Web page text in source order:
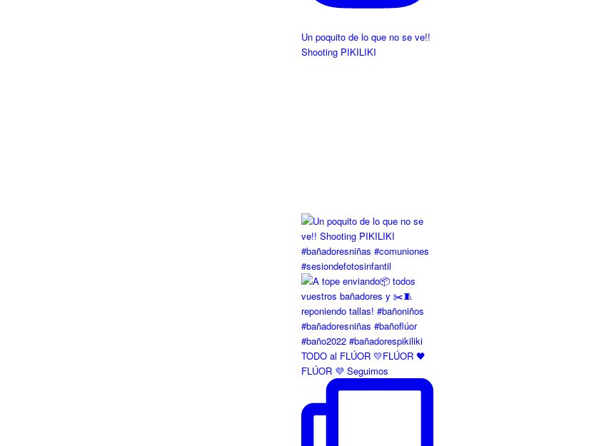
Un poquito de lo que no se ve!!
Shooting PIKILIKI
TODO al FLÚOR 💛FLÚOR 🖤
FLÚOR 💜 Seguimos